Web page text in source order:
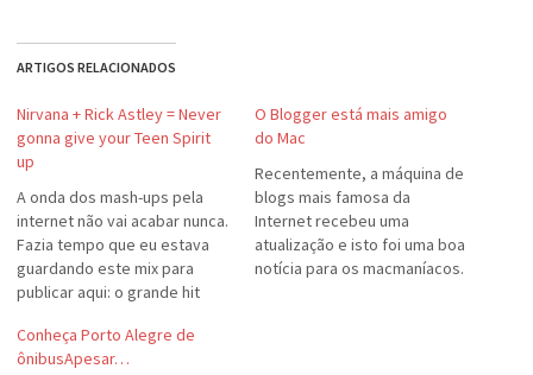
ARTIGOS RELACIONADOS
Nirvana + Rick Astley = Never
gonna give your Teen Spirit
up
A onda dos mash-ups pela
internet não vai acabar nunca.
Fazia tempo que eu estava
guardando este mix para
publicar aqui: o grande hit
Rick Astley com a base de
"Smells like Teen Spirit", do
O Blogger está mais amigo
do Mac
Recentemente, a máquina de
blogs mais famosa da
Internet recebeu uma
atualização e isto foi uma boa
notícia para os macmaníacos.
Conheça Porto Alegre de
ônibusApesar…